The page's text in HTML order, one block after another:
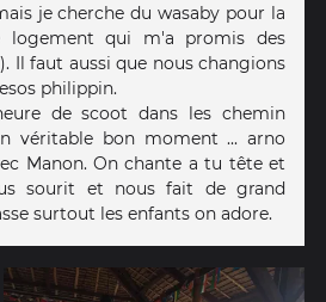
je cherche du wasaby pour la
logement qui m'a promis des
Il faut aussi que nous changions
philippin.
de scoot dans les chemin
véritable bon moment ... arno
Manon. On chante a tu tête et
sourit et nous fait de grand
surtout les enfants on adore.